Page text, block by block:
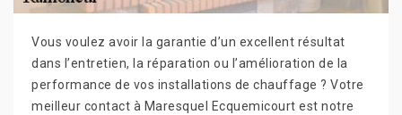
Vous voulez avoir la garantie d’un excellent résultat
dans l’entretien, la réparation ou l’amélioration de la
performance de vos installations de chauffage ? Votre
meilleur contact à Maresquel Ecquemicourt est notre